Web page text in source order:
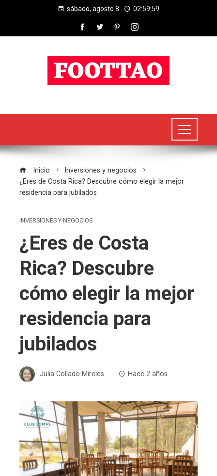
sábado, agosto 8 02:59:59
Inicio
Inversiones y negocios
¿Eres de Costa Rica? Descubre cómo elegir la mejor
residencia para jubilados
INVERSIONES Y NEGOCIOS
¿Eres de Costa
Rica? Descubre
cómo elegir la mejor
residencia para
jubilados
Julia Collado Mireles Hace 2 años